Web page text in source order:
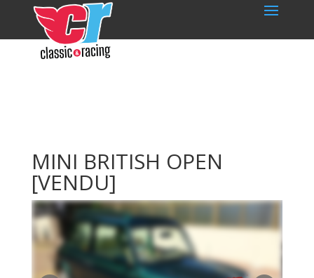
MINI BRITISH OPEN
[VENDU]